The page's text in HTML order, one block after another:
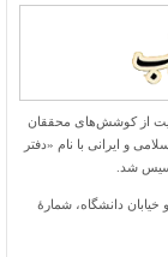
سال ۱۳۷۲ ش به قصد حمایت از كوشش‌های محققان
و ایرانی با نام «دفتر
شد.
خیابان دانشگاه، شمارۀ